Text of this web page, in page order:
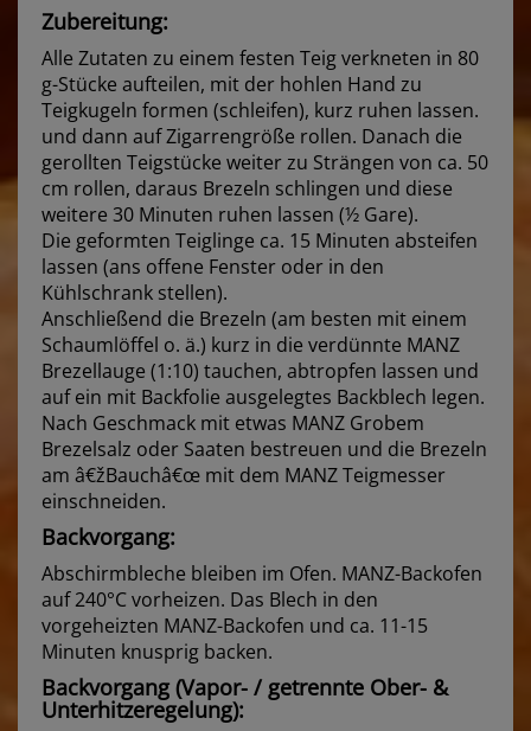
Zubereitung:
Alle Zutaten zu einem festen Teig verkneten in 80
g-Stücke aufteilen, mit der hohlen Hand zu
Teigkugeln formen (schleifen), kurz ruhen lassen.
und dann auf Zigarrengröße rollen. Danach die
gerollten Teigstücke weiter zu Strängen von ca. 50
cm rollen, daraus Brezeln schlingen und diese
weitere 30 Minuten ruhen lassen (½ Gare).
Die geformten Teiglinge ca. 15 Minuten absteifen
lassen (ans offene Fenster oder in den
Kühlschrank stellen).
Anschließend die Brezeln (am besten mit einem
Schaumlöffel o. ä.) kurz in die verdünnte MANZ
Brezellauge (1:10) tauchen, abtropfen lassen und
auf ein mit Backfolie ausgelegtes Backblech legen.
Nach Geschmack mit etwas MANZ Grobem
Brezelsalz oder Saaten bestreuen und die Brezeln
am â€žBauchâ€œ mit dem MANZ Teigmesser
einschneiden.
Backvorgang:
Abschirmbleche bleiben im Ofen. MANZ-Backofen
auf 240°C vorheizen. Das Blech in den
vorgeheizten MANZ-Backofen und ca. 11-15
Minuten knusprig backen.
Backvorgang (Vapor- / getrennte Ober- &
Unterhitzeregelung):